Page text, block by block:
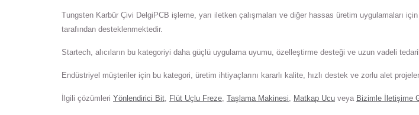
Tungsten Karbür Çivi DelgiPCB işleme, yarı iletken çalışmaları ve diğer hassas üretim uygulamaları
tarafından desteklenmektedir.
Startech, alıcıların bu kategoriyi daha güçlü uygulama uyumu, özelleştirme desteği ve uzun vadeli
Endüstriyel müşteriler için bu kategori, üretim ihtiyaçlarını kararlı kalite, hızlı destek ve zorlu alet
İlgili çözümleri Yönlendirici Bit Flüt Uçlu Freze Taşlama Makinesi Matkap Ucu veya Bizimle İletişime